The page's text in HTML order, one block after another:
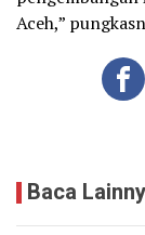
Aceh,”
Baca